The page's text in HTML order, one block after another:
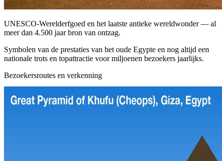
UNESCO-Werelderfgoed en het laatste antieke wereldwonder — al
meer dan 4.500 jaar bron van ontzag.
Symbolen van de prestaties van het oude Egypte en nog altijd een
nationale trots en topattractie voor miljoenen bezoekers jaarlijks.
Bezoekersroutes en verkenning